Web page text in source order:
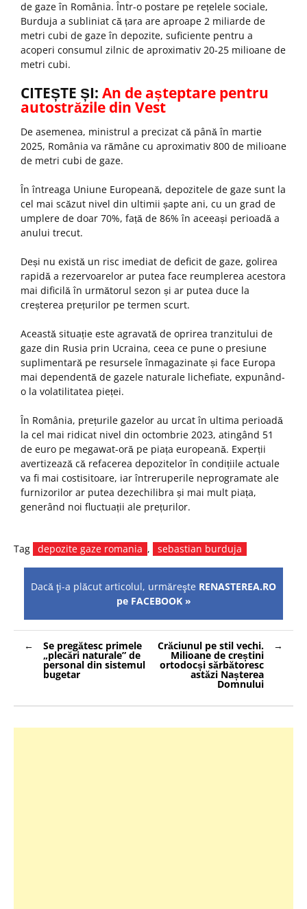
de gaze în România. Într-o postare pe rețelele sociale,
Burduja a subliniat că țara are aproape 2 miliarde de
metri cubi de gaze în depozite, suficiente pentru a
acoperi consumul zilnic de aproximativ 20-25 milioane de
metri cubi.
CITEȘTE ȘI: An de așteptare pentru
autostrăzile din Vest
De asemenea, ministrul a precizat că până în martie
2025, România va rămâne cu aproximativ 800 de milioane
de metri cubi de gaze.
În întreaga Uniune Europeană, depozitele de gaze sunt la
cel mai scăzut nivel din ultimii șapte ani, cu un grad de
umplere de doar 70%, față de 86% în aceeași perioadă a
anului trecut.
Deși nu există un risc imediat de deficit de gaze, golirea
rapidă a rezervoarelor ar putea face reumplerea acestora
mai dificilă în următorul sezon și ar putea duce la
creșterea prețurilor pe termen scurt.
Această situație este agravată de oprirea tranzitului de
gaze din Rusia prin Ucraina, ceea ce pune o presiune
suplimentară pe resursele înmagazinate și face Europa
mai dependentă de gazele naturale lichefiate, expunând-
o la volatilitatea pieței.
În România, prețurile gazelor au urcat în ultima perioadă
la cel mai ridicat nivel din octombrie 2023, atingând 51
de euro pe megawat-oră pe piața europeană. Experții
avertizează că refacerea depozitelor în condițiile actuale
va fi mai costisitoare, iar întreruperile neprogramate ale
furnizorilor ar putea dezechilibra și mai mult piața,
generând noi fluctuații ale prețurilor.
Tag depozite gaze romania , sebastian burduja
Dacă ţi-a plăcut articolul, urmăreşte RENASTEREA.RO
pe FACEBOOK »
Navigare
în
articole
Se pregătesc primele
„plecări naturale” de
personal din sistemul
bugetar
Crăciunul pe stil vechi.
Milioane de creștini
ortodocși sărbătoresc
astăzi Nașterea
Domnului